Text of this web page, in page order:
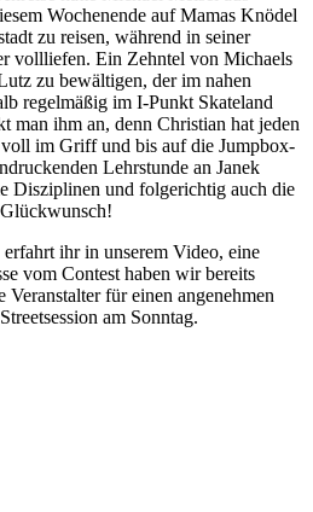
Wochenende auf Mamas Knödel
zu reisen, während in seiner
vollliefen. Ein Zehntel von Michaels
zu bewältigen, der im nahen
regelmäßig im I-Punkt Skateland
man ihm an, denn Christian hat jeden
im Griff und bis auf die Jumpbox-
Lehrstunde an Janek
Disziplinen und folgerichtig auch die
ihr in unserem Video, eine
vom Contest haben wir bereits
Veranstalter für einen angenehmen
am Sonntag.